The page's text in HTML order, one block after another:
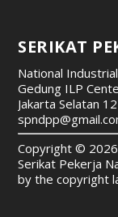
SERIKAT
National
Gedung ILP
Jakarta Selatan
Copyright © 2026
Serikat Pekerja
by the copyright